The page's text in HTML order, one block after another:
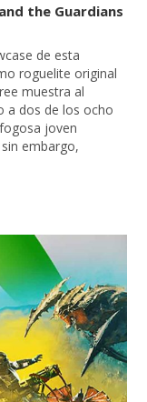
the Guardians
de esta
roguelite original
muestra al
a dos de los ocho
joven
embargo,